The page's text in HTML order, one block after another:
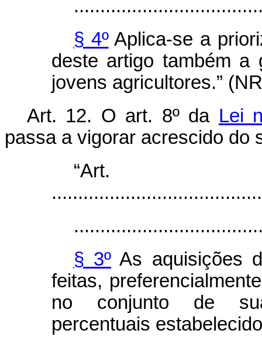
§ 4ºAplica-se a
deste artigo também a
jovens agricultores.”
Art. 12. O art. 8º da Lei
passa a vigorar acrescido do
§ 3º As aquisições
feitas,
no conjunto de
percentuais